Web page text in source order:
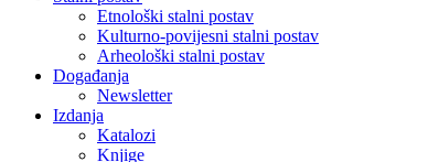
Etnološki stalni postav
Kulturno-povijesni stalni postav
Arheološki stalni postav
Događanja
Newsletter
Izdanja
Katalozi
Knjige